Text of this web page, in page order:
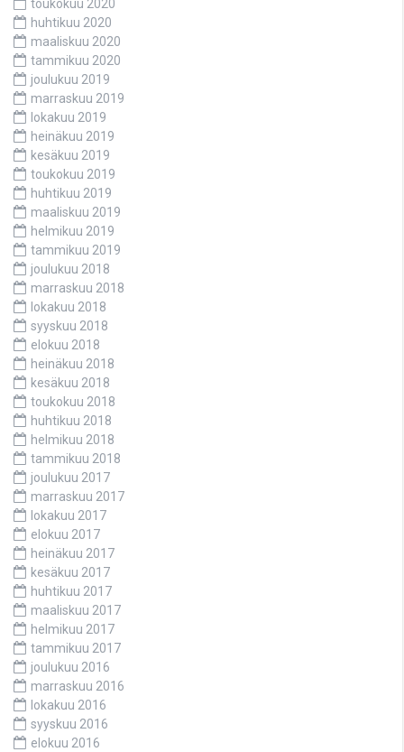
toukokuu 2020
huhtikuu 2020
maaliskuu 2020
tammikuu 2020
joulukuu 2019
marraskuu 2019
lokakuu 2019
heinäkuu 2019
kesäkuu 2019
toukokuu 2019
huhtikuu 2019
maaliskuu 2019
helmikuu 2019
tammikuu 2019
joulukuu 2018
marraskuu 2018
lokakuu 2018
syyskuu 2018
elokuu 2018
heinäkuu 2018
kesäkuu 2018
toukokuu 2018
huhtikuu 2018
helmikuu 2018
tammikuu 2018
joulukuu 2017
marraskuu 2017
lokakuu 2017
elokuu 2017
heinäkuu 2017
kesäkuu 2017
huhtikuu 2017
maaliskuu 2017
helmikuu 2017
tammikuu 2017
joulukuu 2016
marraskuu 2016
lokakuu 2016
syyskuu 2016
elokuu 2016